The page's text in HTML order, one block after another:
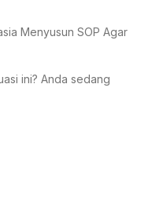
Menyusun SOP Agar
ini? Anda sedang
ramai, pelayanan
terjadi tanpa